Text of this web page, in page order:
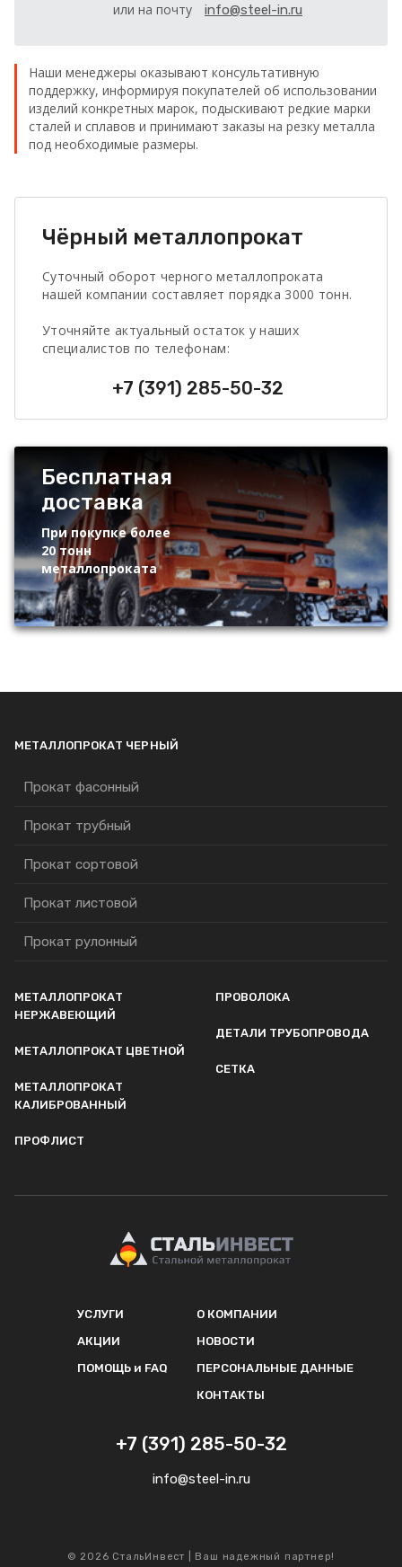
или на почту
info@steel-in.ru
Наши менеджеры оказывают консультативную
поддержку, информируя покупателей об использовании
изделий конкретных марок, подыскивают редкие марки
сталей и сплавов и принимают заказы на резку металла
под необходимые размеры.
Чёрный металлопрокат
Суточный оборот черного металлопроката
нашей компании составляет порядка 3000 тонн.
Уточняйте актуальный остаток у наших
специалистов по телефонам:
+7 (391) 285-50-32
Бесплатная
доставка
При покупке более
20 тонн
металлопроката
МЕТАЛЛОПРОКАТ ЧЕРНЫЙ
Прокат фасонный
Прокат трубный
Прокат сортовой
Прокат листовой
Прокат рулонный
МЕТАЛЛОПРОКАТ
НЕРЖАВЕЮЩИЙ
МЕТАЛЛОПРОКАТ ЦВЕТНОЙ
МЕТАЛЛОПРОКАТ
КАЛИБРОВАННЫЙ
ПРОФЛИСТ
ПРОВОЛОКА
ДЕТАЛИ ТРУБОПРОВОДА
СЕТКА
УСЛУГИ
АКЦИИ
ПОМОЩЬ и FAQ
О КОМПАНИИ
НОВОСТИ
ПЕРСОНАЛЬНЫЕ ДАННЫЕ
КОНТАКТЫ
+7 (391) 285-50-32
info@steel-in.ru
© 2026 СтальИнвест | Ваш надежный партнер!